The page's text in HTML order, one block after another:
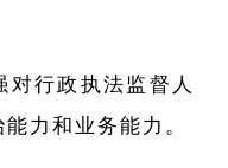
行政执法监督人
力和业务能力。